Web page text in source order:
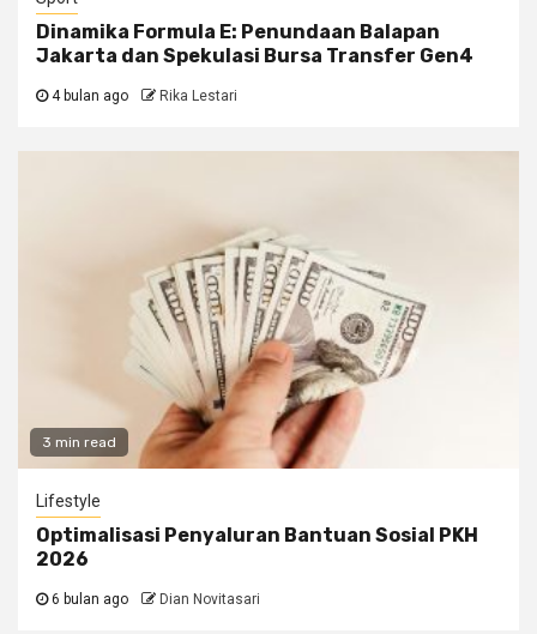
Dinamika Formula E: Penundaan Balapan
Jakarta dan Spekulasi Bursa Transfer Gen4
4 bulan ago Rika Lestari
3 min read
Lifestyle
Optimalisasi Penyaluran Bantuan Sosial PKH
2026
6 bulan ago Dian Novitasari